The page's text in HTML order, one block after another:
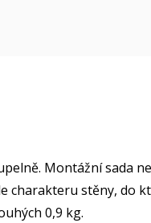
Montážní sada
charakteru stěny, do
0,9 kg.